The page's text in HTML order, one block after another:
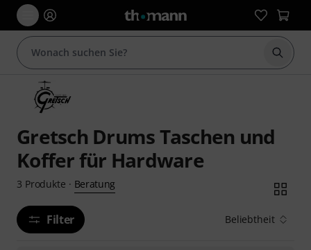
Suche
Gretsch Drums Taschen und
Koffer für Hardware
3 Produkte · Beratung
Filter Beliebtheit